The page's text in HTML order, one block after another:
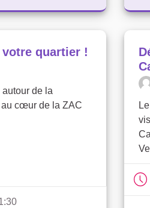
quartier !
autour de la
au cœur de la ZAC